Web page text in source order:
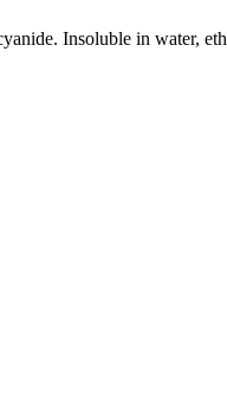
Insoluble in water,